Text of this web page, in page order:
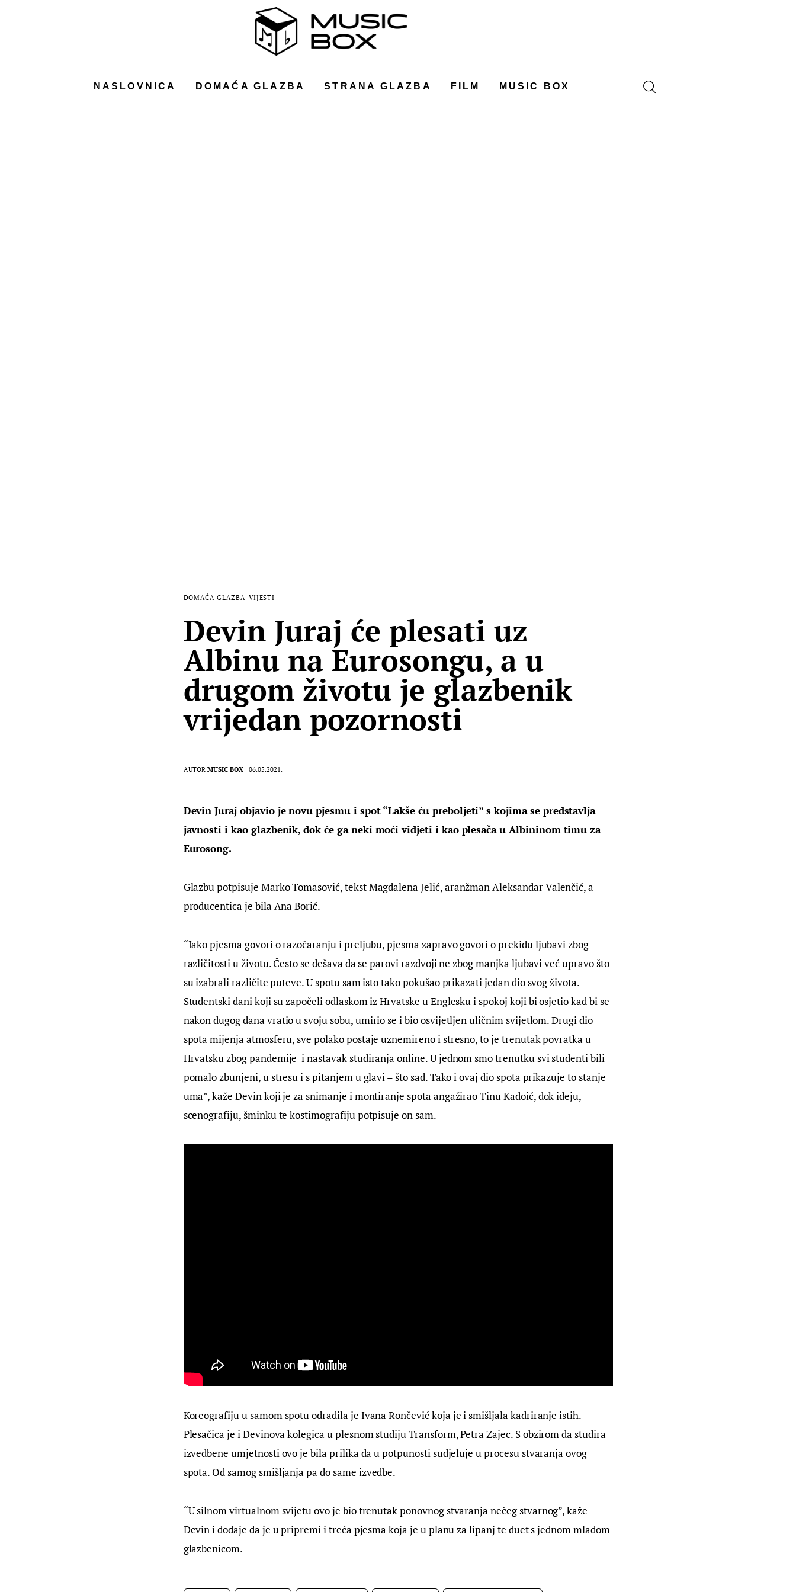
NASLOVNICA DOMAĆA GLAZBA STRANA GLAZBA FILM MUSIC BOX
DOMAĆA GLAZBA VIJESTI
Devin Juraj će plesati uz
Albinu na Eurosongu, a u
drugom životu je glazbenik
vrijedan pozornosti
AUTOR MUSIC BOX 06.05.2021.
Devin Juraj objavio je novu pjesmu i spot “Lakše ću preboljeti” s kojima se predstavlja
javnosti i kao glazbenik, dok će ga neki moći vidjeti i kao plesača u Albininom timu za
Eurosong.
Glazbu potpisuje Marko Tomasović, tekst Magdalena Jelić, aranžman Aleksandar Valenčić, a
producentica je bila Ana Borić.
“Iako pjesma govori o razočaranju i preljubu, pjesma zapravo govori o prekidu ljubavi zbog
različitosti u životu. Često se dešava da se parovi razdvoji ne zbog manjka ljubavi već upravo što
su izabrali različite puteve. U spotu sam isto tako pokušao prikazati jedan dio svog života.
Studentski dani koji su započeli odlaskom iz Hrvatske u Englesku i spokoj koji bi osjetio kad bi se
nakon dugog dana vratio u svoju sobu, umirio se i bio osvijetljen uličnim svijetlom. Drugi dio
spota mijenja atmosferu, sve polako postaje uznemireno i stresno, to je trenutak povratka u
Hrvatsku zbog pandemije  i nastavak studiranja online. U jednom smo trenutku svi studenti bili
pomalo zbunjeni, u stresu i s pitanjem u glavi – što sad. Tako i ovaj dio spota prikazuje to stanje
uma”, kaže Devin koji je za snimanje i montiranje spota angažirao Tinu Kadoić, dok ideju,
scenografiju, šminku te kostimografiju potpisuje on sam.
Koreografiju u samom spotu odradila je Ivana Rončević koja je i smišljala kadriranje istih.
Plesačica je i Devinova kolegica u plesnom studiju Transform, Petra Zajec. S obzirom da studira
izvedbene umjetnosti ovo je bila prilika da u potpunosti sudjeluje u procesu stvaranja ovog
spota. Od samog smišljanja pa do same izvedbe.
“U silnom virtualnom svijetu ovo je bio trenutak ponovnog stvaranja nečeg stvarnog”, kaže
Devin i dodaje da je u pripremi i treća pjesma koja je u planu za lipanj te duet s jednom mladom
glazbenicom.